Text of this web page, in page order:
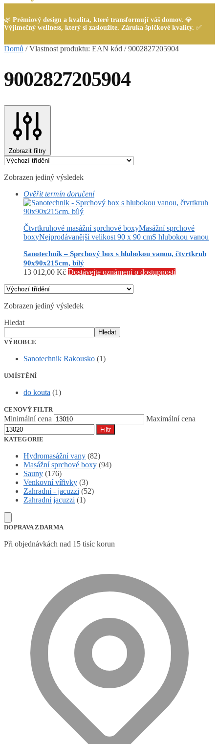
🌿 Prémiový design a kvalita, které transformují váš domov. 💎
Výjimečný wellness, který si zasloužíte. Záruka špičkové kvality. ✅
Domů /Vlastnost produktu: EAN kód /9002827205904
9002827205904
Zobrazit filtry
Zobrazen jediný výsledek
Ověřit termín doručení
Čtvrtkruhové masážní sprchové boxyMasážní sprchové
boxyNejprodávanější velikost 90 x 90 cmS hlubokou vanou
Sanotechnik – Sprchový box s hlubokou vanou, čtvrtkruh
90x90x215cm, bílý
13 012,00 Kč Dostávejte oznámení o dostupnosti
Zobrazen jediný výsledek
Hledat
Hledat
VÝROBCE
Sanotechnik Rakousko (1)
UMÍSTĚNÍ
do kouta (1)
CENOVÝ FILTR
Minimální cena Maximální cena
Filtr
KATEGORIE
Hydromasážní vany (82)
Masážní sprchové boxy (94)
Sauny (176)
Venkovní vířivky (3)
Zahradní - jacuzzi (52)
Zahradní jacuzzi (1)
DOPRAVA ZDARMA
Při objednávkách nad 15 tisíc korun